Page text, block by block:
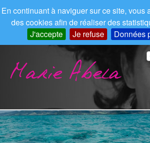
En continuant à naviguer sur ce site, vous
des cookies afin de réaliser des
J'accepte
Je refuse Données